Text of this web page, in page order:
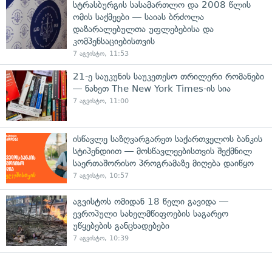
სტრასბურგის სასამართლო და 2008 წლის
ომის საქმეები — საიას ბრძოლა
დაზარალებულთა უფლებებისა და
კომპენსაციებისთვის
7 აგვისტო, 11:53
21-ე საუკუნის საუკეთესო თრილერი რომანები
— ნახეთ The New York Times-ის სია
7 აგვისტო, 11:00
ისწავლე საზღვარგარეთ საქართველოს ბანკის
სტიპენდიით — მოსწავლეებისთვის შექმნილ
საერთაშორისო პროგრამაზე მიღება დაიწყო
7 აგვისტო, 10:57
აგვისტოს ომიდან 18 წელი გავიდა —
ევროპული სახელმწიფოების საგარეო
უწყებების განცხადებები
7 აგვისტო, 10:39